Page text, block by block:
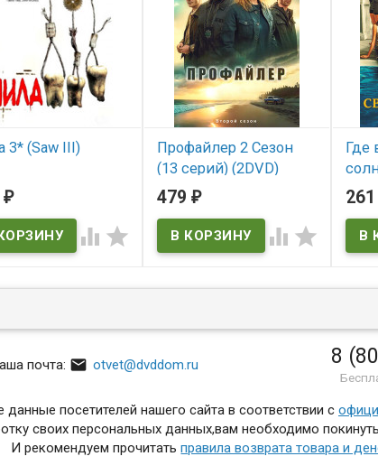
3* (Saw III)
₽
 
Профайлер 2 Сезон
(13 серий) (2DVD)
В наличии
479₽
 
Где
В
261
почта:  otvet@dvddom.ru 8
посетителей нашего сайта в соответствии с
своих персональных данных,вам необходимо
И рекомендуем прочитатьправила возврата товара и